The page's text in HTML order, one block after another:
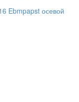
Ebmpapst осевой